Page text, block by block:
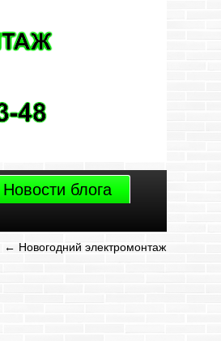
Новости блога
← Новогодний электромонтаж